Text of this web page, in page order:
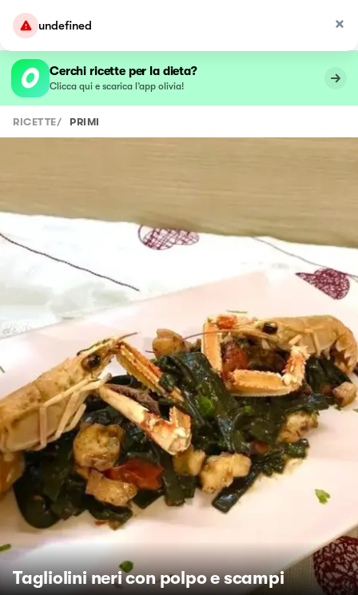
undefined
Cerchi ricette per la dieta?
Clicca qui e scarica l’app olivia!
RICETTE/ PRIMI
Tagliolini neri con polpo e scampi